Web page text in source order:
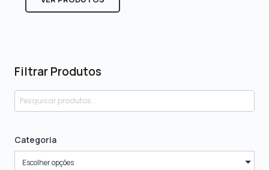
Filtrar Produtos
Categoria
Escolher opções